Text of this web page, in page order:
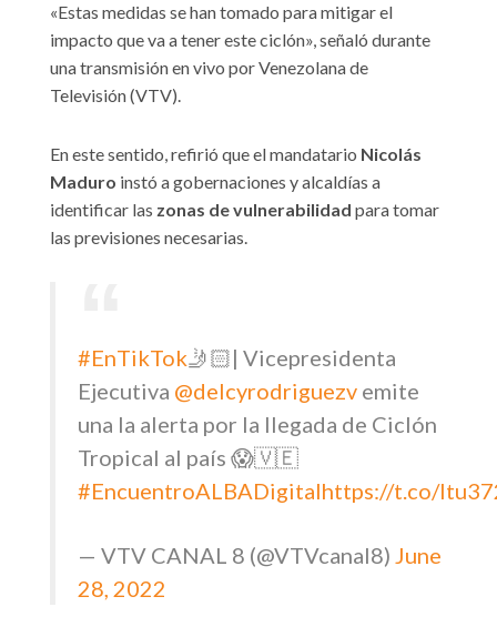
«Estas medidas se han tomado para mitigar el
impacto que va a tener este ciclón», señaló durante
una transmisión en vivo por Venezolana de
Televisión (VTV).
En este sentido, refirió que el mandatario Nicolás
Maduro instó a gobernaciones y alcaldías a
identificar las zonas de vulnerabilidad para tomar
las previsiones necesarias.
#EnTikTok🤳🏻| Vicepresidenta
Ejecutiva @delcyrodriguezv emite
una la alerta por la llegada de Ciclón
Tropical al país 😱🇻🇪
#EncuentroALBADigitalhttps://t.co/
— VTV CANAL 8 (@VTVcanal8) June
28, 2022